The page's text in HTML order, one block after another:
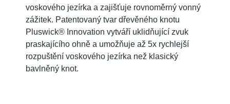
voskového jezírka a zajišťuje rovnoměrný vonný
zážitek. Patentovaný tvar dřevěného knotu
Pluswick® Innovation vytváří uklidňující zvuk
praskajícího ohně a umožňuje až 5x rychlejší
rozpuštění voskového jezírka než klasický
bavlněný knot.